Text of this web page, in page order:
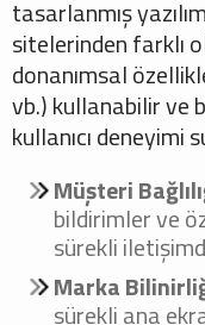
tasarlanmış
sitelerinden farklı
donanımsal
vb.) kullanabilir ve
kullanıcı
Müşteri
bildirimler ve
sürekli
Marka
sürekli ana